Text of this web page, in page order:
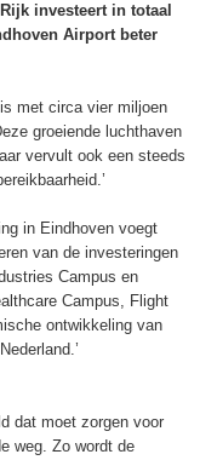
investeert in totaal
Airport beter
met circa vier miljoen
groeiende luchthaven
vervult ook een steeds
in Eindhoven voegt
van de investeringen
Campus en
Campus, Flight
ontwikkeling van
dat moet zorgen voor
weg. Zo wordt de